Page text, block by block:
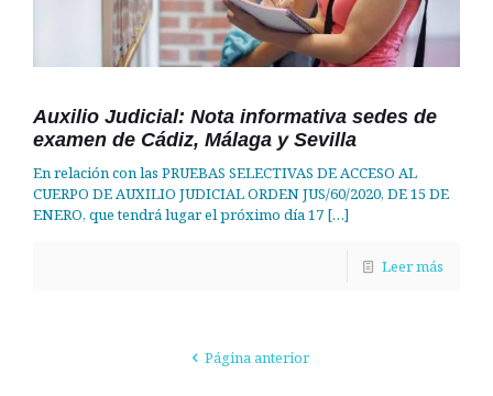
Auxilio Judicial: Nota informativa sedes de
examen de Cádiz, Málaga y Sevilla
En relación con las PRUEBAS SELECTIVAS DE ACCESO AL
CUERPO DE AUXILIO JUDICIAL ORDEN JUS/60/2020, DE 15 DE
ENERO, que tendrá lugar el próximo día 17 […]
Leer más
Página anterior